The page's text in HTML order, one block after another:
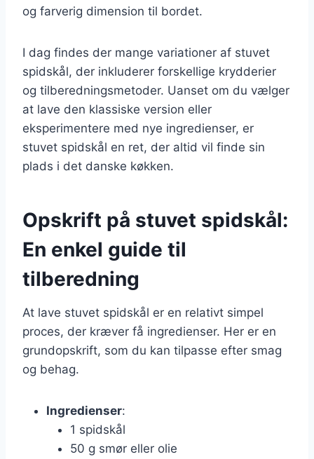
og farverig dimension til bordet.
I dag findes der mange variationer af stuvet
spidskål, der inkluderer forskellige krydderier
og tilberedningsmetoder. Uanset om du vælger
at lave den klassiske version eller
eksperimentere med nye ingredienser, er
stuvet spidskål en ret, der altid vil finde sin
plads i det danske køkken.
Opskrift på stuvet spidskål:
En enkel guide til
tilberedning
At lave stuvet spidskål er en relativt simpel
proces, der kræver få ingredienser. Her er en
grundopskrift, som du kan tilpasse efter smag
og behag.
Ingredienser:
1 spidskål
50 g smør eller olie